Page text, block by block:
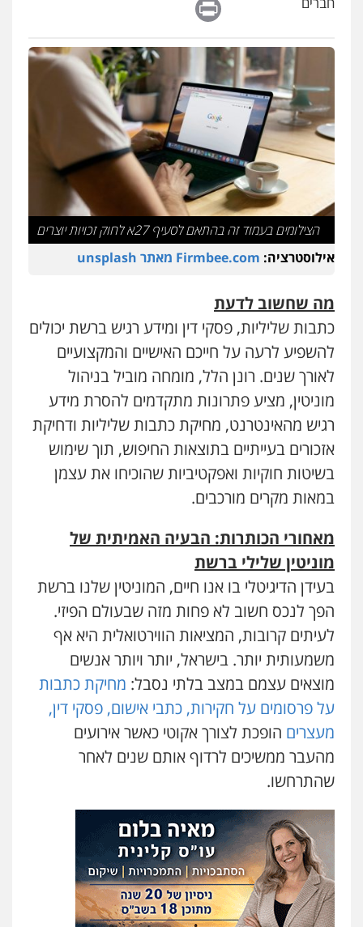
פלילי עבירות תנועה צווארון לבן תעבורה
עורכי דין לענייני אסירים מעצרים וחקירות
0546470989
הצילומים בעמוד זה בהתאם לסעיף 27א לחוק זכויות יוצרים
אילוסטרציה: Firmbee.com מאתר unsplash
מה שחשוב לדעת
כתבות שליליות, פסקי דין ומידע רגיש ברשת יכולים
להשפיע לרעה על חייכם האישיים והמקצועיים
לאורך שנים. רונן הלל, מומחה מוביל בניהול
מוניטין, מציע פתרונות מתקדמים להסרת מידע
רגיש מהאינטרנט, מחיקת כתבות שליליות ודחיקת
אזכורים בעייתיים בתוצאות החיפוש, תוך שימוש
בשיטות חוקיות ואפקטיביות שהוכיחו את עצמן
במאות מקרים מורכבים.
מאחורי הכותרות: הבעיה האמיתית של
מוניטין שלילי ברשת
בעידן הדיגיטלי בו אנו חיים, המוניטין שלנו ברשת
הפך לנכס חשוב לא פחות מזה שבעולם הפיזי.
לעיתים קרובות, המציאות הווירטואלית היא אף
משמעותית יותר. בישראל, יותר ויותר אנשים
מוצאים עצמם במצב בלתי נסבל: מחיקת כתבות
על פרסומים על חקירות, כתבי אישום, פסקי דין,
מעצרים הופכת לצורך אקוטי כאשר אירועים
מהעבר ממשיכים לרדוף אותם שנים לאחר
שהתרחשו.